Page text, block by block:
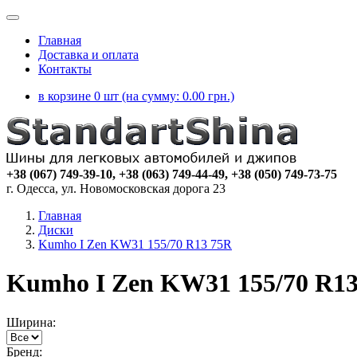
Главная
Доставка и оплата
Контакты
в корзине 0 шт (на сумму: 0.00 грн.)
+38 (067) 749-39-10, +38 (063) 749-44-49, +38 (050) 749-73-75
г. Одесса, ул. Новомосковская дорога 23
Главная
Диски
Kumho I Zen KW31 155/70 R13 75R
Kumho I Zen KW31 155/70
Ширина:
Бренд: